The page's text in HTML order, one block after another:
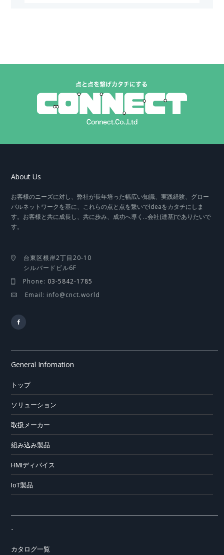
About Us
お客様のニーズに対し、弊社が長年培った幅広い知識、実践経験、グロー
バルネットワークを基に、これらの点と点を繋いでIdeaをカタチにしま
す。お客様と共に成長し、共に歩み、成功へ導く…会社(連基)でありたいで
す。
台東区根岸2丁目20-10
シルバードビル6F
Phone: 03-5842-1785
Email: info@cnct.world
General Infomation
トップ
ソリューション
取扱メーカー
組み込み製品
HMIディバイス
IoT製品
-
カタログ一覧